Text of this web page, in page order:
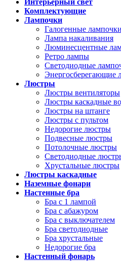
Интерьерный свет
Комплектующие
Лампочки
Галогенные лампочки
Лампа накаливания
Люминесцентные
Ретро лампы
Светодиодные
Энергосберегающие
Люстры
Люстры вентиляторы
Люстры каскадные
Люстры на штанге
Люстры с пультом
Недорогие люстры
Подвесные люстры
Потолочные люстры
Светодиодные
Хрустальные люстры
Люстры каскадные
Наземные фонари
Настенные бра
Бра с 1 лампой
Бра с абажуром
Бра с выключателем
Бра светодиодные
Бра хрустальные
Недорогие бра
Настенный фонарь